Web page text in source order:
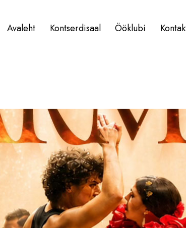
Avaleht Kontserdisaal Ööklubi